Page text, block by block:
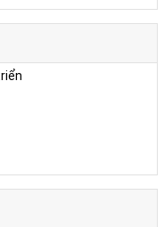
hàng cảm nhận sự
phần tinh tế, sang
Sổ bìa da – Bộ quà